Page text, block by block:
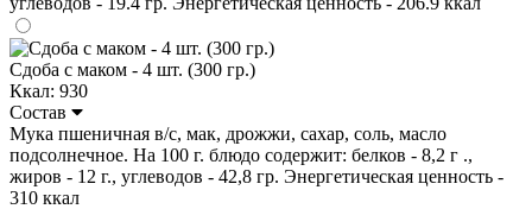
Сдоба с маком - 4 шт. (300 гр.)
Ккал: 930
Состав
Мука пшеничная в/с, мак, дрожжи, сахар, соль, масло
подсолнечное. На 100 г. блюдо содержит: белков - 8,2 г .,
жиров - 12 г., углеводов - 42,8 гр. Энергетическая ценность -
310 ккал